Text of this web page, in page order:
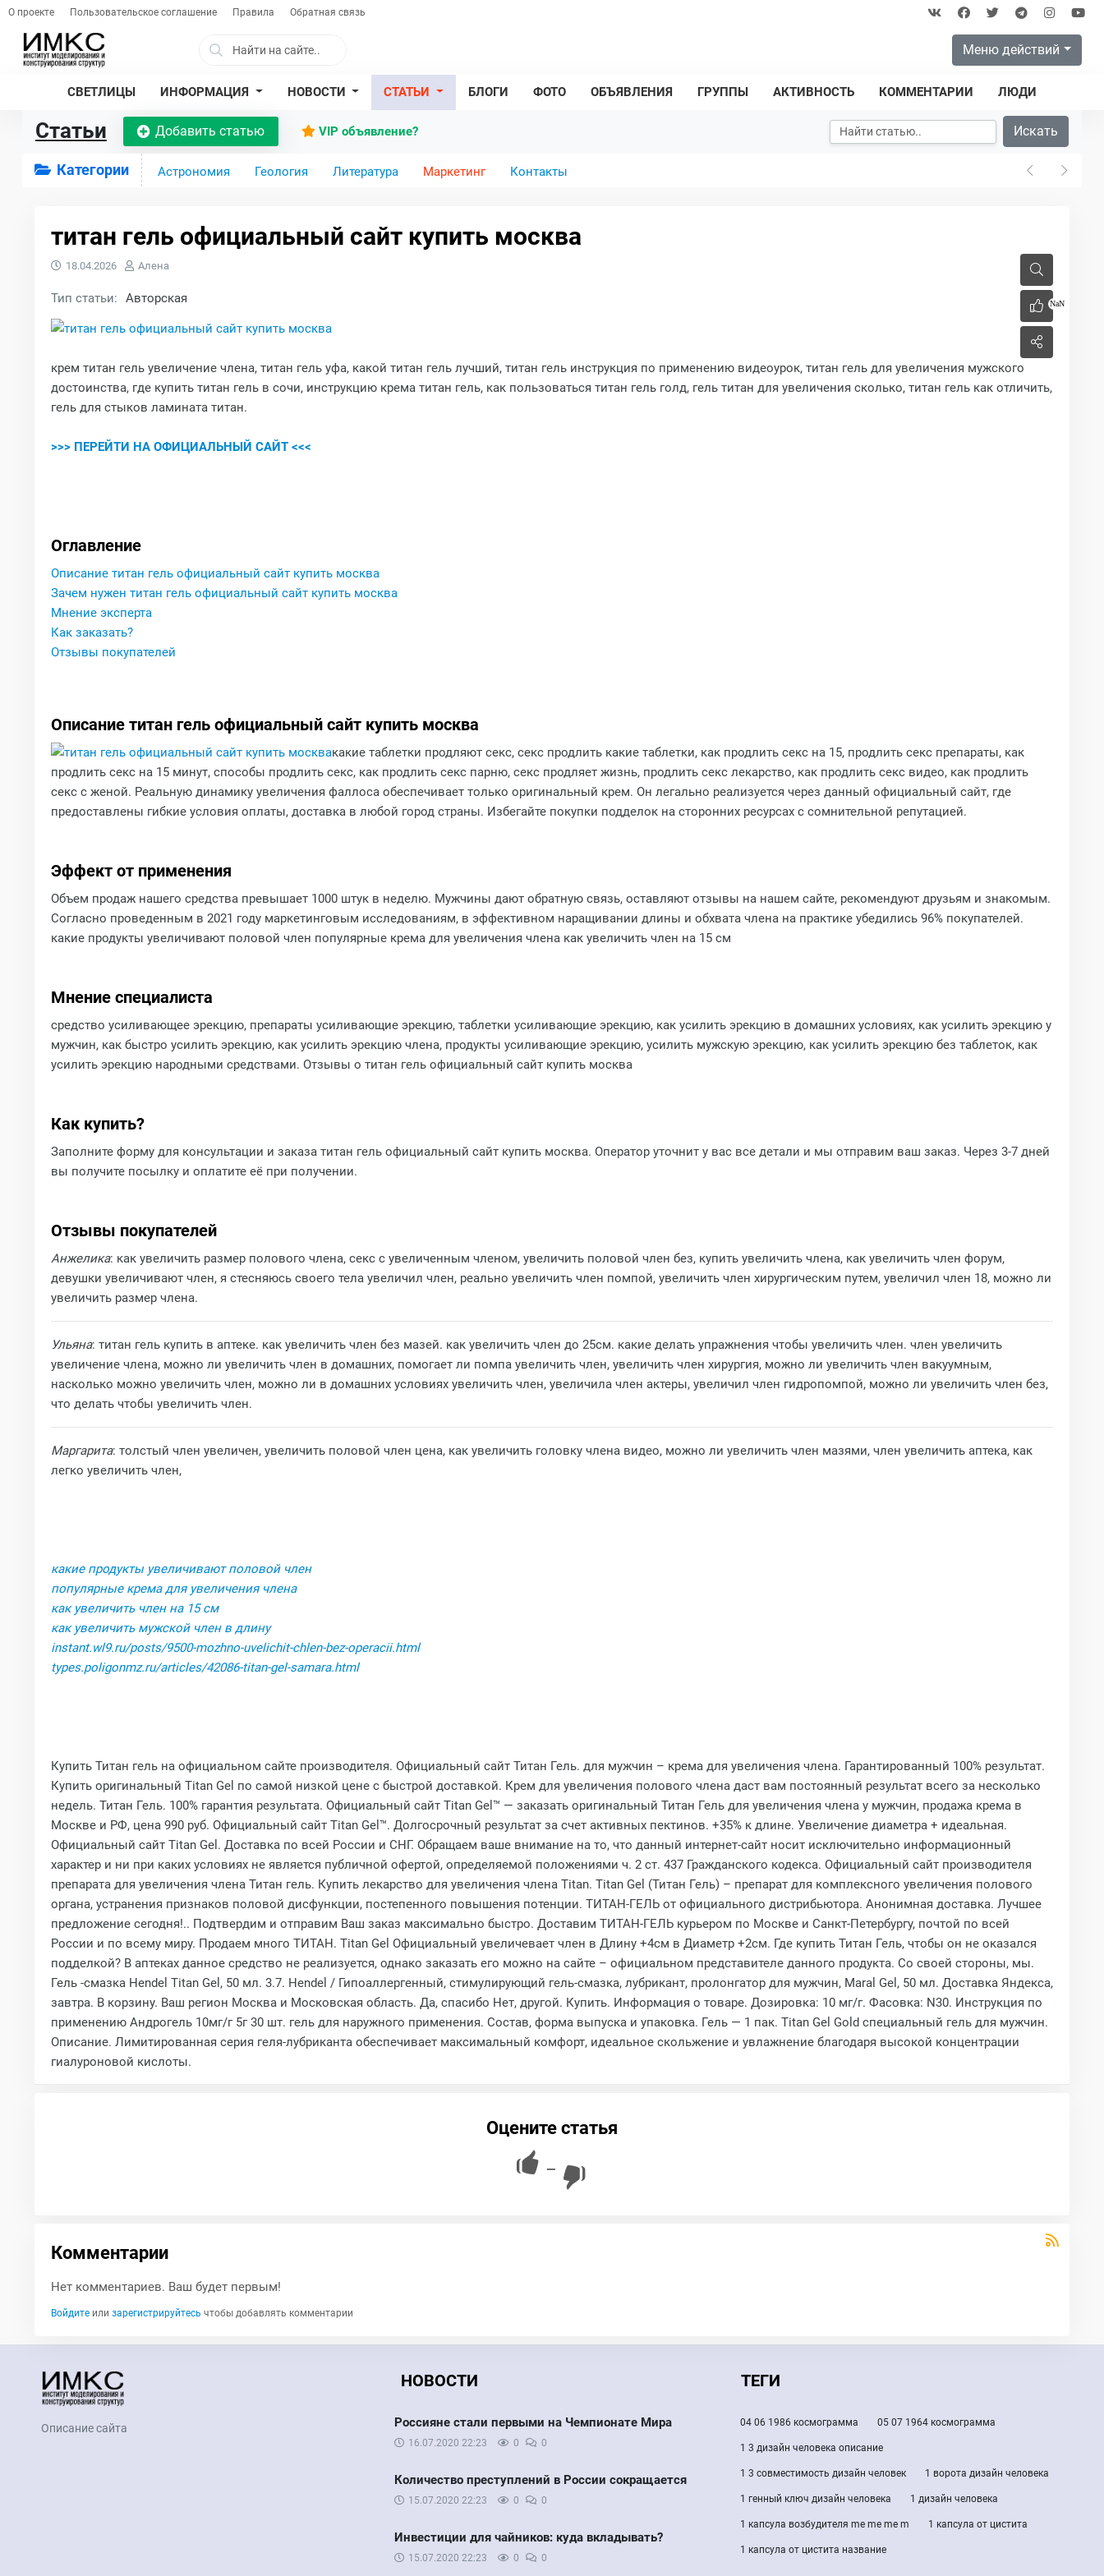
О проекте Пользовательское соглашение Правила Обратная связь
Меню действий
СВЕТЛИЦЫ ИНФОРМАЦИЯ НОВОСТИ СТАТЬИ БЛОГИ ФОТО ОБЪЯВЛЕНИЯ ГРУППЫ АКТИВНОСТЬ КОММЕНТАРИИ ЛЮДИ
Статьи Добавить статью VIP объявление? Искать
Категории Астрономия Геология Литература Маркетинг Контакты
титан гель официальный сайт купить москва
NaN
18.04.2026 Алена
Тип статьи: Авторская
крем титан гель увеличение члена, титан гель уфа, какой титан гель лучший, титан гель инструкция по применению видеоурок, титан гель для увеличения мужского
достоинства, где купить титан гель в сочи, инструкцию крема титан гель, как пользоваться титан гель голд, гель титан для увеличения сколько, титан гель как отличить,
гель для стыков ламината титан.
>>> ПЕРЕЙТИ НА ОФИЦИАЛЬНЫЙ САЙТ <<<
Оглавление
Описание титан гель официальный сайт купить москва
Зачем нужен титан гель официальный сайт купить москва
Мнение эксперта
Как заказать?
Отзывы покупателей
Описание титан гель официальный сайт купить москва
какие таблетки продляют секс, секс продлить какие таблетки, как продлить секс на 15, продлить секс препараты, как
продлить секс на 15 минут, способы продлить секс, как продлить секс парню, секс продляет жизнь, продлить секс лекарство, как продлить секс видео, как продлить
секс с женой. Реальную динамику увеличения фаллоса обеспечивает только оригинальный крем. Он легально реализуется через данный официальный сайт, где
предоставлены гибкие условия оплаты, доставка в любой город страны. Избегайте покупки подделок на сторонних ресурсах с сомнительной репутацией.
Эффект от применения
Объем продаж нашего средства превышает 1000 штук в неделю. Мужчины дают обратную связь, оставляют отзывы на нашем сайте, рекомендуют друзьям и знакомым.
Согласно проведенным в 2021 году маркетинговым исследованиям, в эффективном наращивании длины и обхвата члена на практике убедились 96% покупателей.
какие продукты увеличивают половой член популярные крема для увеличения члена как увеличить член на 15 см
Мнение специалиста
средство усиливающее эрекцию, препараты усиливающие эрекцию, таблетки усиливающие эрекцию, как усилить эрекцию в домашних условиях, как усилить эрекцию у
мужчин, как быстро усилить эрекцию, как усилить эрекцию члена, продукты усиливающие эрекцию, усилить мужскую эрекцию, как усилить эрекцию без таблеток, как
усилить эрекцию народными средствами. Отзывы о титан гель официальный сайт купить москва
Как купить?
Заполните форму для консультации и заказа титан гель официальный сайт купить москва. Оператор уточнит у вас все детали и мы отправим ваш заказ. Через 3-7 дней
вы получите посылку и оплатите её при получении.
Отзывы покупателей
Анжелика: как увеличить размер полового члена, секс с увеличенным членом, увеличить половой член без, купить увеличить члена, как увеличить член форум,
девушки увеличивают член, я стесняюсь своего тела увеличил член, реально увеличить член помпой, увеличить член хирургическим путем, увеличил член 18, можно ли
увеличить размер члена.
Ульяна: титан гель купить в аптеке. как увеличить член без мазей. как увеличить член до 25см. какие делать упражнения чтобы увеличить член. член увеличить
увеличение члена, можно ли увеличить член в домашних, помогает ли помпа увеличить член, увеличить член хирургия, можно ли увеличить член вакуумным,
насколько можно увеличить член, можно ли в домашних условиях увеличить член, увеличила член актеры, увеличил член гидропомпой, можно ли увеличить член без,
что делать чтобы увеличить член.
Маргарита: толстый член увеличен, увеличить половой член цена, как увеличить головку члена видео, можно ли увеличить член мазями, член увеличить аптека, как
легко увеличить член,
какие продукты увеличивают половой член
популярные крема для увеличения члена
как увеличить член на 15 см
как увеличить мужской член в длину
instant.wl9.ru/posts/9500-mozhno-uvelichit-chlen-bez-operacii.html
types.poligonmz.ru/articles/42086-titan-gel-samara.html
Купить Титан гель на официальном сайте производителя. Официальный сайт Титан Гель. для мужчин – крема для увеличения члена. Гарантированный 100% результат.
Купить оригинальный Titan Gel по самой низкой цене с быстрой доставкой. Крем для увеличения полового члена даст вам постоянный результат всего за несколько
недель. Титан Гель. 100% гарантия результата. Официальный сайт Titan Gel™ — заказать оригинальный Титан Гель для увеличения члена у мужчин, продажа крема в
Москве и РФ, цена 990 руб. Официальный сайт Titan Gel™. Долгосрочный результат за счет активных пектинов. +35% к длине. Увеличение диаметра + идеальная.
Официальный сайт Titan Gel. Доставка по всей России и СНГ. Обращаем ваше внимание на то, что данный интернет-сайт носит исключительно информационный
характер и ни при каких условиях не является публичной офертой, определяемой положениями ч. 2 ст. 437 Гражданского кодекса. Официальный сайт производителя
препарата для увеличения члена Титан гель. Купить лекарство для увеличения члена Titan. Titan Gel (Титан Гель) – препарат для комплексного увеличения полового
органа, устранения признаков половой дисфункции, постепенного повышения потенции. ТИТАН-ГЕЛЬ от официального дистрибьютора. Анонимная доставка. Лучшее
предложение сегодня!.. Подтвердим и отправим Ваш заказ максимально быстро. Доставим ТИТАН-ГЕЛЬ курьером по Москве и Санкт-Петербургу, почтой по всей
России и по всему миру. Продаем много ТИТАН. Titan Gel Официальный увеличевает член в Длину +4см в Диаметр +2см. Где купить Титан Гель, чтобы он не оказался
подделкой? В аптеках данное средство не реализуется, однако заказать его можно на сайте – официальном представителе данного продукта. Со своей стороны, мы.
Гель -смазка Hendel Titan Gel, 50 мл. 3.7. Hendel / Гипоаллергенный, стимулирующий гель-смазка, лубрикант, пролонгатор для мужчин, Maral Gel, 50 мл. Доставка Яндекса,
завтра. В корзину. Ваш регион Москва и Московская область. Да, спасибо Нет, другой. Купить. Информация о товаре. Дозировка: 10 мг/г. Фасовка: N30. Инструкция по
применению Андрогель 10мг/г 5г 30 шт. гель для наружного применения. Состав, форма выпуска и упаковка. Гель — 1 пак. Titan Gel Gold специальный гель для мужчин.
Описание. Лимитированная серия геля-лубриканта обеспечивает максимальный комфорт, идеальное скольжение и увлажнение благодаря высокой концентрации
гиалуроновой кислоты.
Оцените статья
—
Комментарии
Нет комментариев. Ваш будет первым!
Войдитеили зарегистрируйтесь чтобы добавлять комментарии
Описание сайта
НОВОСТИ
Россияне стали первыми на Чемпионате Мира
16.07.2020 22:23 0 0
Количество преступлений в России сокращается
15.07.2020 22:23 0 0
Инвестиции для чайников: куда вкладывать?
15.07.2020 22:23 0 0
ТЕГИ
04 06 1986 космограмма 05 07 1964 космограмма
1 3 дизайн человека описание
1 3 совместимость дизайн человек 1 ворота дизайн человека
1 генный ключ дизайн человека 1 дизайн человека
1 капсула возбудителя me me me m 1 капсула от цистита
1 капсула от цистита название